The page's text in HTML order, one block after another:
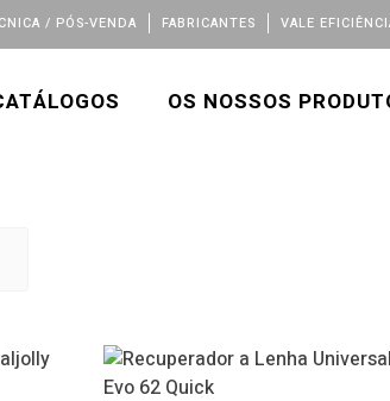
/ PÓS-VENDA FABRICANTES VALE
OS NOSSOS